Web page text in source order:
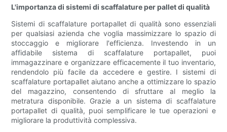
L'importanza di sistemi di scaffalature per pallet di qualità
Sistemi di scaffalature portapallet di qualità sono essenziali
per qualsiasi azienda che voglia massimizzare lo spazio di
stoccaggio e migliorare l'efficienza. Investendo in un
affidabile sistema di scaffalature portapallet, puoi
immagazzinare e organizzare efficacemente il tuo inventario,
rendendolo più facile da accedere e gestire. I sistemi di
scaffalature portapallet aiutano anche a ottimizzare lo spazio
del magazzino, consentendo di sfruttare al meglio la
metratura disponibile. Grazie a un sistema di scaffalature
portapallet di qualità, puoi semplificare le tue operazioni e
migliorare la produttività complessiva.